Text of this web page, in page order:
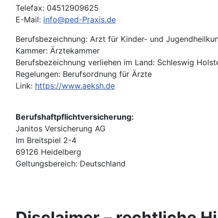
Telefax: 04512909625
E-Mail: info@ped-Praxis.de
Berufsbezeichnung: Arzt für Kinder- und
Kammer: Ärztekammer
Berufsbezeichnung verliehen im Land: Schleswig
Regelungen: Berufsordnung für Ärzte
Link: https://www.aeksh.de
Berufshaftpflichtversicherung:
Janitos Versicherung AG
Im Breitspiel 2-4
69126 Heidelberg
Geltungsbereich: Deutschland